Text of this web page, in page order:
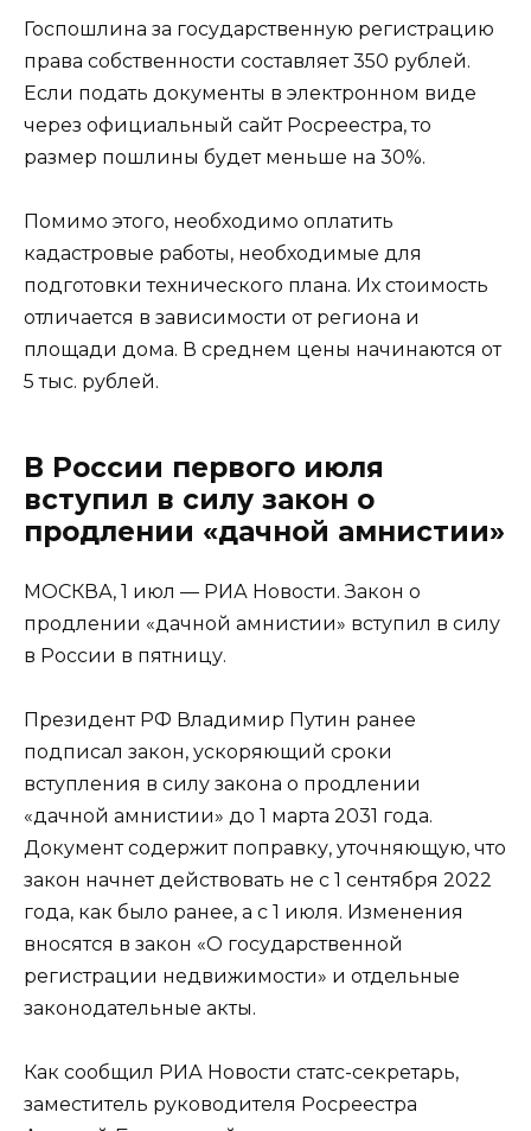
Госпошлина за государственную регистрацию
права собственности составляет 350 рублей.
Если подать документы в электронном виде
через официальный сайт Росреестра, то
размер пошлины будет меньше на 30%.
Помимо этого, необходимо оплатить
кадастровые работы, необходимые для
подготовки технического плана. Их стоимость
отличается в зависимости от региона и
площади дома. В среднем цены начинаются от
5 тыс. рублей.
В России первого июля
вступил в силу закон о
продлении «дачной амнистии»
МОСКВА, 1 июл — РИА Новости. Закон о
продлении «дачной амнистии» вступил в силу
в России в пятницу.
Президент РФ Владимир Путин ранее
подписал закон, ускоряющий сроки
вступления в силу закона о продлении
«дачной амнистии» до 1 марта 2031 года.
Документ содержит поправку, уточняющую, что
закон начнет действовать не с 1 сентября 2022
года, как было ранее, а с 1 июля. Изменения
вносятся в закон «О государственной
регистрации недвижимости» и отдельные
законодательные акты.
Как сообщил РИА Новости статс-секретарь,
заместитель руководителя Росреестра